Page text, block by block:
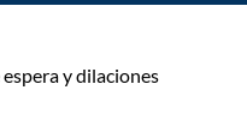
y dilaciones